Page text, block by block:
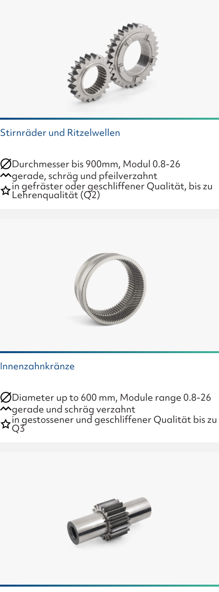
Stirnräder und Ritzelwellen
Durchmesser bis 900mm, Modul 0.8-26
gerade, schräg und pfeilverzahnt
in gefräster oder geschliffener Qualität, bis zu
Lehrenqualität (Q2)
Innenzahnkränze
Diameter up to 600 mm, Module range 0.8-26
gerade und schräg verzahnt
in gestossener und geschliffener Qualität bis zu
Q3